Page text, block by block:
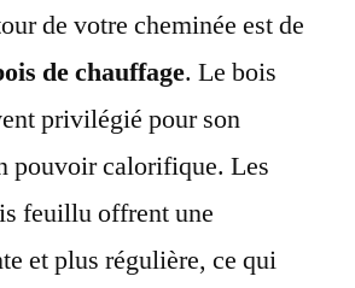
de votre cheminée est de
de chauffage. Le bois
privilégié pour son
pouvoir calorifique. Les
feuillu offrent une
et plus régulière, ce qui